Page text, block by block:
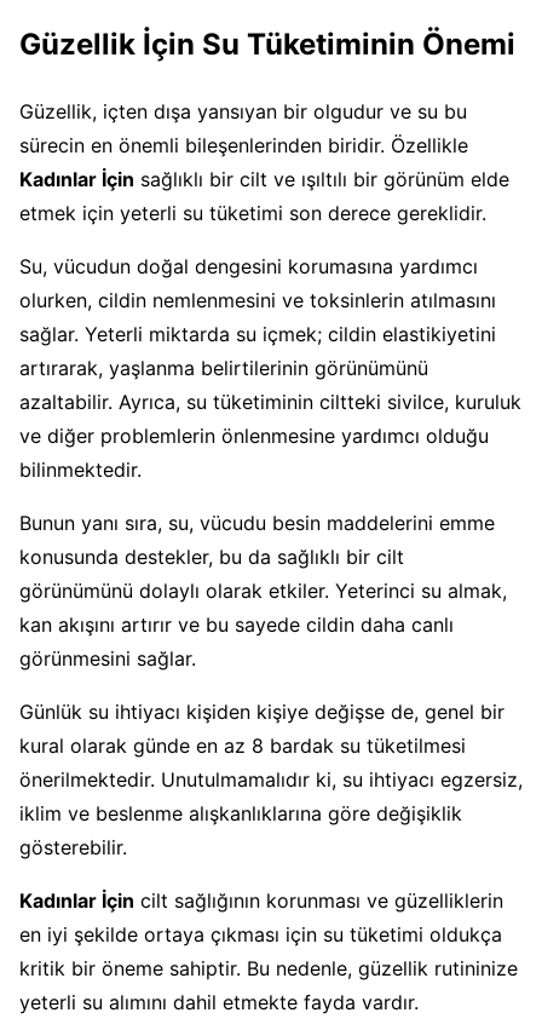
Güzellik İçin Su Tüketiminin Önemi
Güzellik, içten dışa yansıyan bir olgudur ve su bu
sürecin en önemli bileşenlerinden biridir. Özellikle
Kadınlar İçin sağlıklı bir cilt ve ışıltılı bir görünüm elde
etmek için yeterli su tüketimi son derece gereklidir.
Su, vücudun doğal dengesini korumasına yardımcı
olurken, cildin nemlenmesini ve toksinlerin atılmasını
sağlar. Yeterli miktarda su içmek; cildin elastikiyetini
artırarak, yaşlanma belirtilerinin görünümünü
azaltabilir. Ayrıca, su tüketiminin ciltteki sivilce, kuruluk
ve diğer problemlerin önlenmesine yardımcı olduğu
bilinmektedir.
Bunun yanı sıra, su, vücudu besin maddelerini emme
konusunda destekler, bu da sağlıklı bir cilt
görünümünü dolaylı olarak etkiler. Yeterinci su almak,
kan akışını artırır ve bu sayede cildin daha canlı
görünmesini sağlar.
Günlük su ihtiyacı kişiden kişiye değişse de, genel bir
kural olarak günde en az 8 bardak su tüketilmesi
önerilmektedir. Unutulmamalıdır ki, su ihtiyacı egzersiz,
iklim ve beslenme alışkanlıklarına göre değişiklik
gösterebilir.
Kadınlar İçin cilt sağlığının korunması ve güzelliklerin
en iyi şekilde ortaya çıkması için su tüketimi oldukça
kritik bir öneme sahiptir. Bu nedenle, güzellik rutininize
yeterli su alımını dahil etmekte fayda vardır.